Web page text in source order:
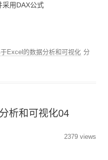
采用DAX公式
Excel的数据分析和可视化 分
析和可视化04
2379 views